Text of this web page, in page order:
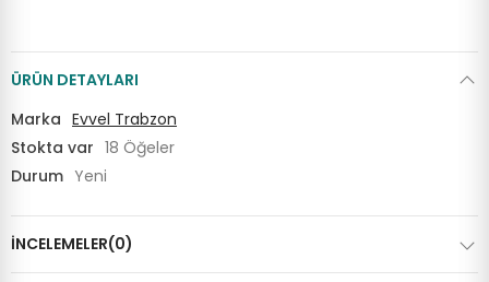
ÜRÜN DETAYLARI
Marka Evvel Trabzon
Stokta var 18 Öğeler
Durum Yeni
İNCELEMELER(0)